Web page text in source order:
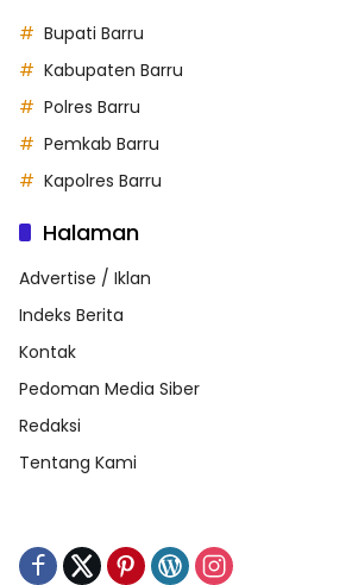
Bupati Barru
Kabupaten Barru
Polres Barru
Pemkab Barru
Kapolres Barru
Halaman
Advertise / Iklan
Indeks Berita
Kontak
Pedoman Media Siber
Redaksi
Tentang Kami